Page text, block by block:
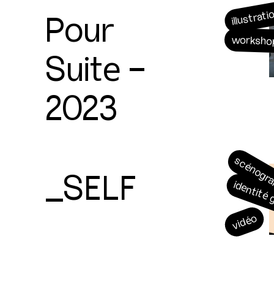
Pour
Suite -
2023
_SELF
vidéo